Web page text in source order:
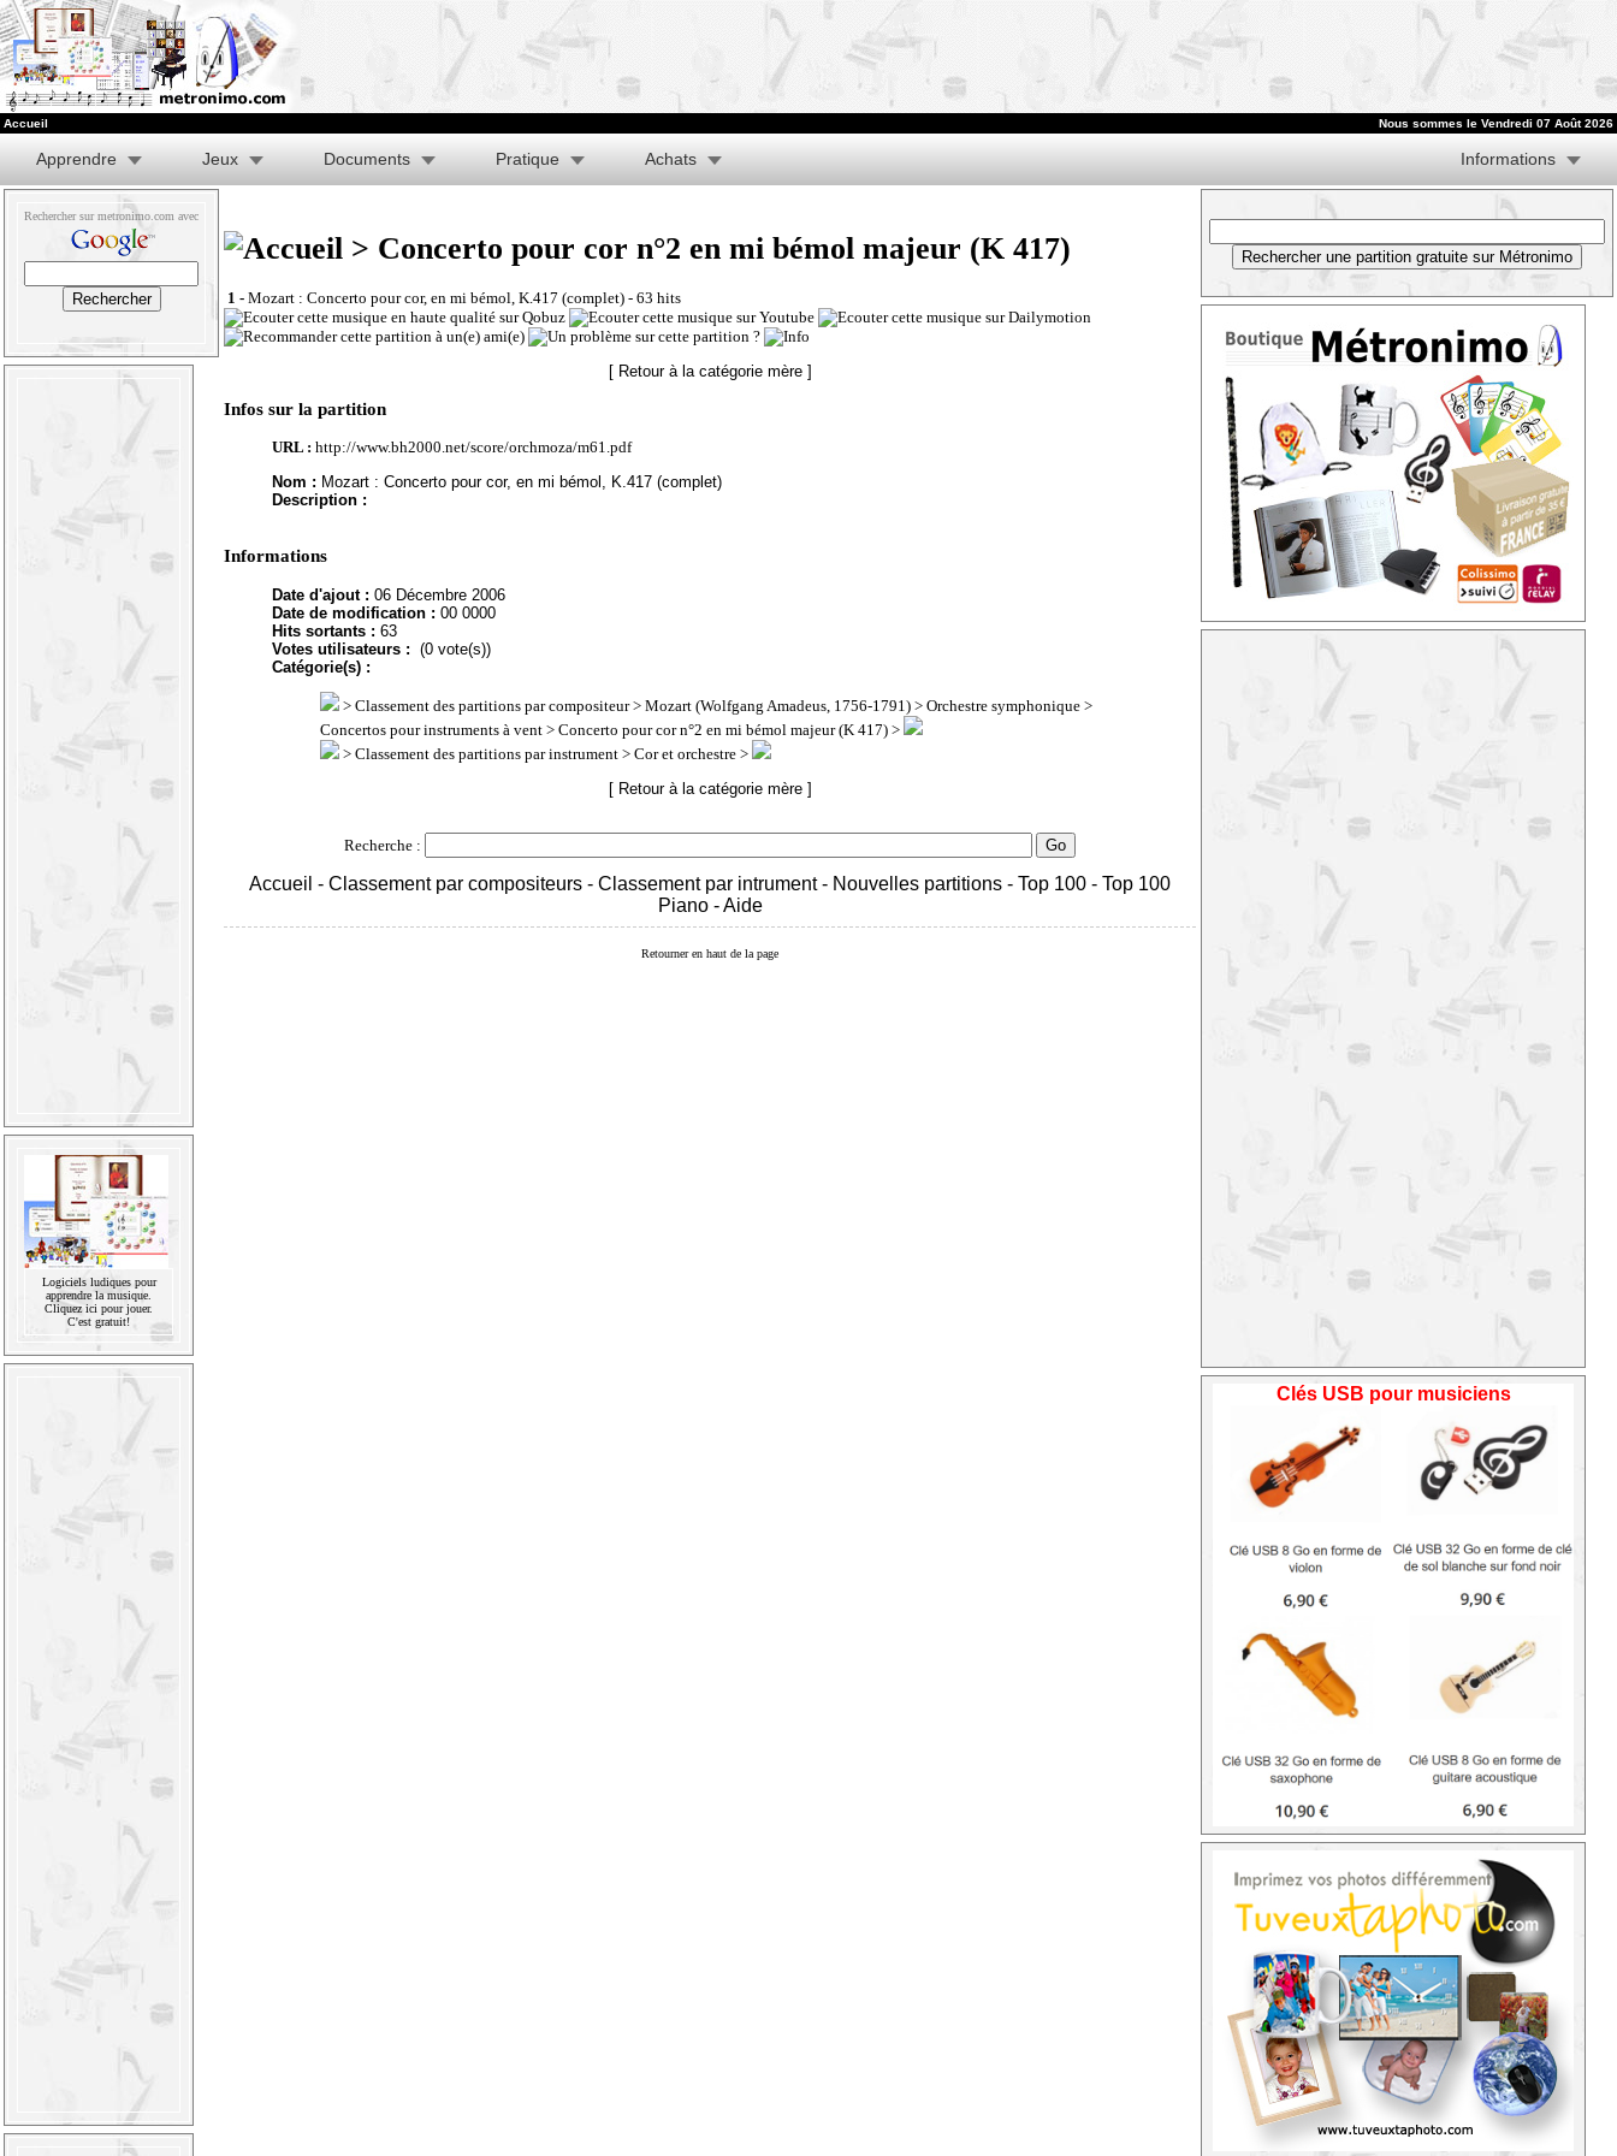
Accueil Nous sommes le Vendredi 07 Août 2026
Apprendre Jeux Documents Pratique Achats Informations
Rechercher sur metronimo.com avec
Logiciels ludiques pour
apprendre la musique.
Cliquez ici pour jouer.
C'est gratuit!
> Concerto pour cor n°2 en mi bémol majeur (K 417)
1 - Mozart : Concerto pour cor, en mi bémol, K.417 (complet) - 63 hits
[ Retour à la catégorie mère ]
Infos sur la partition
URL : http://www.bh2000.net/score/orchmoza/m61.pdf
Nom : Mozart : Concerto pour cor, en mi bémol, K.417 (complet)
Description :
Informations
Date d'ajout : 06 Décembre 2006
Date de modification : 00 0000
Hits sortants : 63
Votes utilisateurs : (0 vote(s))
Catégorie(s) :
> Classement des partitions par compositeur> Mozart (Wolfgang Amadeus, 1756-1791) > Orchestre symphonique >
Concertos pour instruments à vent > Concerto pour cor n°2 en mi bémol majeur (K 417) >
> Classement des partitions par instrument > Cor et orchestre >
[ Retour à la catégorie mère ]
Recherche :
Accueil - Classement par compositeurs - Classement par intrument- Nouvelles partitions - Top 100 - Top 100
Piano-Aide
Retourner en haut de la page
Clés USB pour musiciens